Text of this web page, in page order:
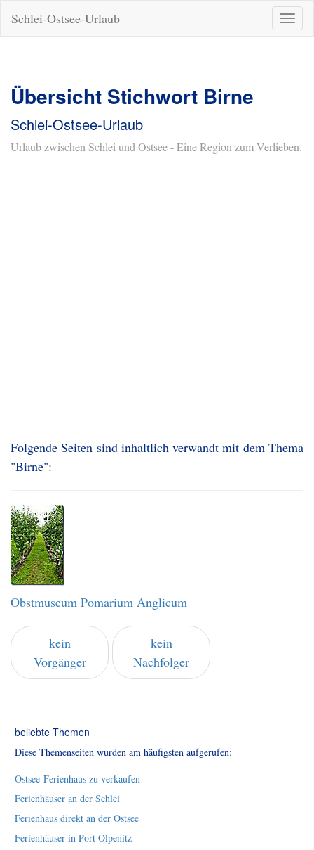
ein-/
Schlei-Ostsee-Urlaub
Übersicht Stichwort Birne
Schlei-Ostsee-Urlaub
Urlaub zwischen Schlei und Ostsee - Eine Region zum Verlieben.
Folgende Seiten sind inhaltlich verwandt mit dem Thema
"Birne":
Obstmuseum Pomarium Anglicum
kein
Vorgänger
kein
Nachfolger
beliebte Themen
Diese Themenseiten wurden am häufigsten aufgerufen:
Ostsee-Ferienhaus zu verkaufen
Ferienhäuser an der Schlei
Ferienhaus direkt an der Ostsee
Ferienhäuser in Port Olpenitz